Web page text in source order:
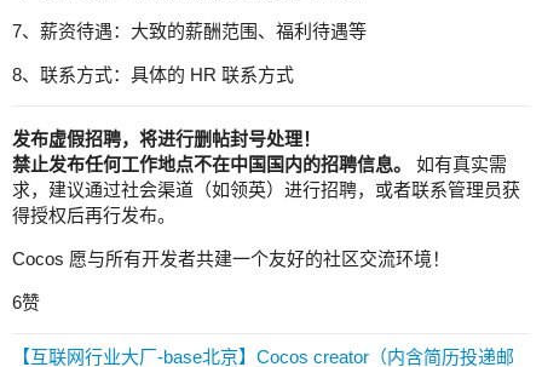
7、薪资待遇：大致的薪酬范围、福利待遇等
8、联系方式：具体的 HR 联系方式
发布虚假招聘，将进行删帖封号处理！
禁止发布任何工作地点不在中国国内的招聘信息。
如有真实需
求，建议通过社会渠道（如领英）进行招聘，或者联系管理员获
得授权后再行发布。
Cocos 愿与所有开发者共建一个友好的社区交流环境！
6赞
【互联网行业大厂-base北京】Cocos creator（内含简历投递邮